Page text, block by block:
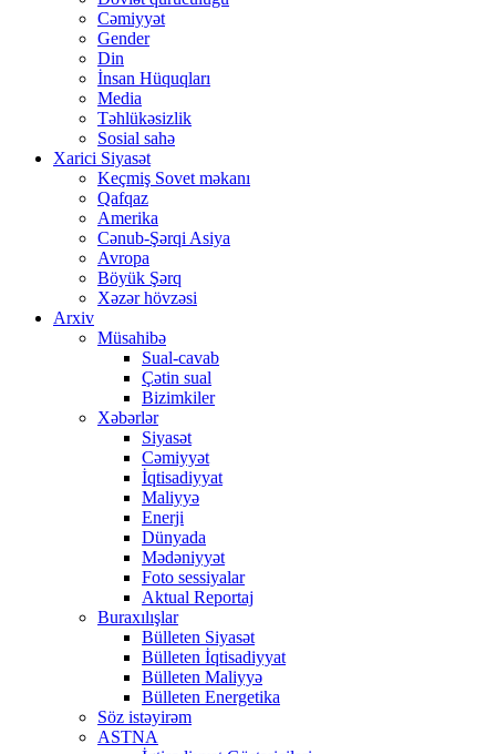
Cəmiyyət
Gender
Din
İnsan Hüquqları
Media
Təhlükəsizlik
Sosial sahə
Xarici Siyasət
Keçmiş Sovet məkanı
Qafqaz
Amerika
Cənub-Şərqi Asiya
Avropa
Böyük Şərq
Xəzər hövzəsi
Arxiv
Müsahibə
Sual-cavab
Çətin sual
Bizimkiler
Xəbərlər
Siyasət
Cəmiyyət
İqtisadiyyat
Maliyyə
Enerji
Dünyada
Mədəniyyət
Foto sessiyalar
Aktual Reportaj
Buraxılışlar
Bülleten Siyasət
Bülleten İqtisadiyyat
Bülleten Maliyyə
Bülleten Energetika
Söz istəyirəm
ASTNA